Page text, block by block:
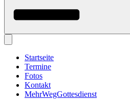
Startseite
Termine
Fotos
Kontakt
MehrWegGottesdienst